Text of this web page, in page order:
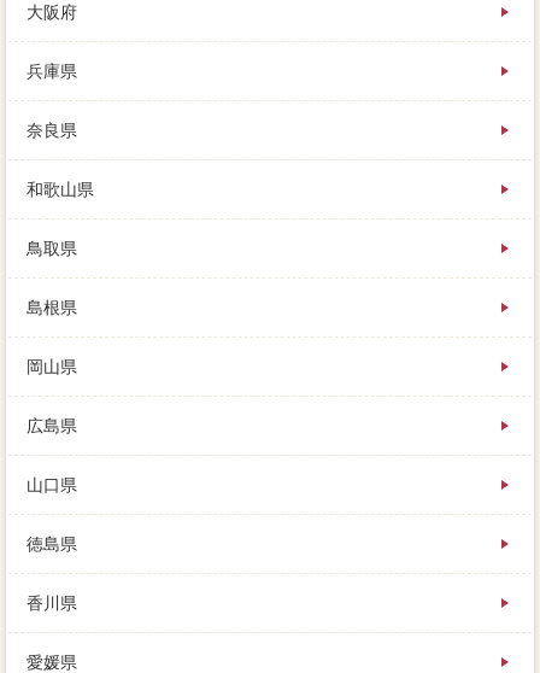
大阪府
兵庫県
奈良県
和歌山県
鳥取県
島根県
岡山県
広島県
山口県
徳島県
香川県
愛媛県